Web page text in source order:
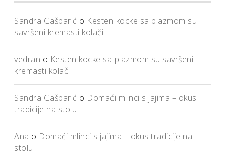
Sandra Gašparić o Kesten kocke sa plazmom su
savršeni kremasti kolači
vedran o Kesten kocke sa plazmom su savršeni
kremasti kolači
Sandra Gašparić o Domaći mlinci s jajima – okus
tradicije na stolu
Ana o Domaći mlinci s jajima – okus tradicije na
stolu